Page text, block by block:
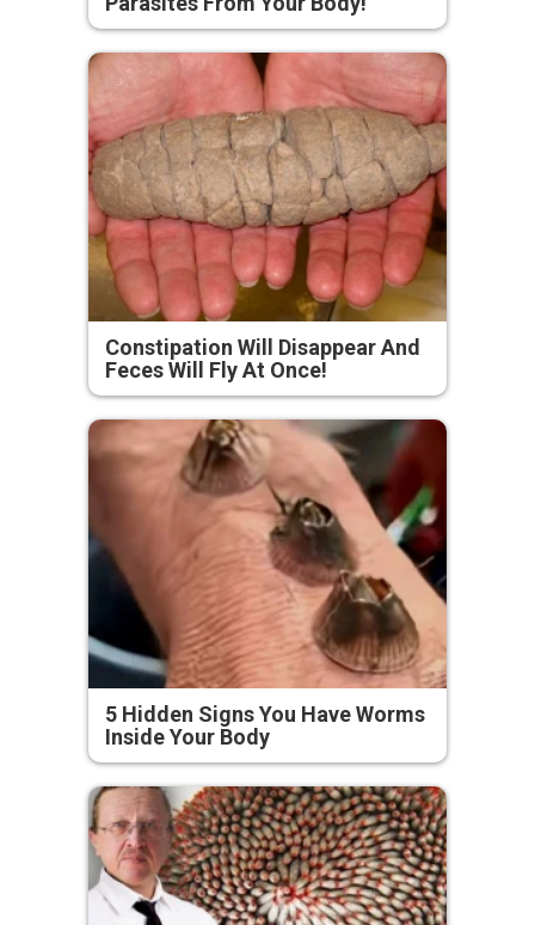
Constipation Will Disappear And
Feces Will Fly At Once!
5 Hidden Signs You Have Worms
Inside Your Body